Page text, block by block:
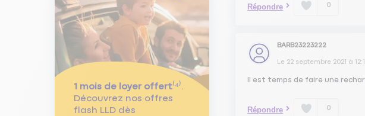
1 mois de loyer offert⁽⁴⁾.
Découvrez nos offres
flash LLD dès
Répondre 0
BARB23223222
Le 22 septembre 2021 à
Il est temps de faire une
Répondre 0